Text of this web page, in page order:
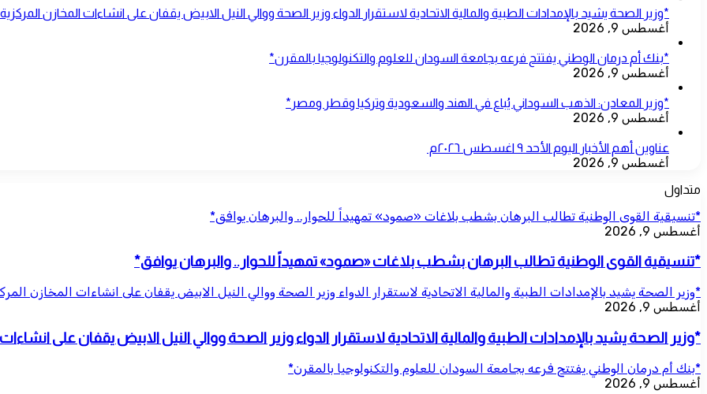
*وزير الصحة يشيد بالإمدادات الطبية والمالية الاتحادية لاستقرار الدواء وزير الصحة ووالي النيل الابيض يقفان على انشاءات المخازن
أغسطس 9, 2026
*بنك أم درمان الوطني يفتتح فرعه بجامعة السودان للعلوم والتكنولوجيا بالمقرن*
أغسطس 9, 2026
*وزير المعادن: الذهب السوداني يُباع في الهند والسعودية وتركيا وقطر ومصر*
أغسطس 9, 2026
عناوين أهم الأخبار اليوم الأحد ٩ اغسطس ٢٠٢٦م ​
أغسطس 9, 2026
متداول
*تنسيقية القوى الوطنية تطالب البرهان بشطب بلاغات «صمود» تمهيداً للحوار.. والبرهان يوافق*
أغسطس 9, 2026
*تنسيقية القوى الوطنية تطالب البرهان بشطب بلاغات «صمود» تمهيداً للحوار.. والبرهان يوافق*
*وزير الصحة يشيد بالإمدادات الطبية والمالية الاتحادية لاستقرار الدواء وزير الصحة ووالي النيل الابيض يقفان على انشاءات المخازن
أغسطس 9, 2026
*وزير الصحة يشيد بالإمدادات الطبية والمالية الاتحادية لاستقرار الدواء وزير الصحة ووالي النيل الابيض يقفان على
*بنك أم درمان الوطني يفتتح فرعه بجامعة السودان للعلوم والتكنولوجيا بالمقرن*
أغسطس 9, 2026